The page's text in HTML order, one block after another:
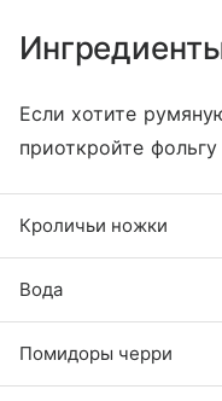
Если хотите
приоткройте
Кроличьи ножки
Вода
Помидоры черри